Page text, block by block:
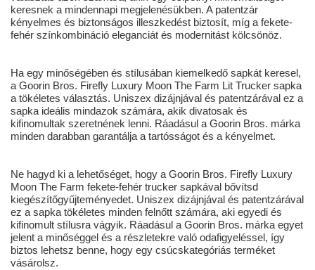
keresnek a mindennapi megjelenésükben. A patentzár
kényelmes és biztonságos illeszkedést biztosít, míg a fekete-
fehér színkombináció eleganciát és modernitást kölcsönöz.
Ha egy minőségében és stílusában kiemelkedő sapkát keresel,
a Goorin Bros. Firefly Luxury Moon The Farm Lit Trucker sapka
a tökéletes választás. Uniszex dizájnjával és patentzárával ez a
sapka ideális mindazok számára, akik divatosak és
kifinomultak szeretnének lenni. Ráadásul a Goorin Bros. márka
minden darabban garantálja a tartósságot és a kényelmet.
Ne hagyd ki a lehetőséget, hogy a Goorin Bros. Firefly Luxury
Moon The Farm fekete-fehér trucker sapkával bővítsd
kiegészítőgyűjteményedet. Uniszex dizájnjával és patentzárával
ez a sapka tökéletes minden felnőtt számára, aki egyedi és
kifinomult stílusra vágyik. Ráadásul a Goorin Bros. márka egyet
jelent a minőséggel és a részletekre való odafigyeléssel, így
biztos lehetsz benne, hogy egy csúcskategóriás terméket
vásárolsz.